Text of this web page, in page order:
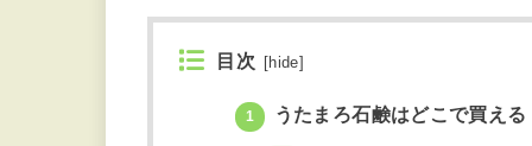
目次 hide
1 うたまろ石鹸はどこで買え